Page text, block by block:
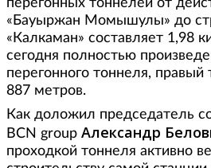
перегонных тоннелей от
«Бауыржан Момышулы» до
«Калкаман» составляет 1,98
сегодня полностью
перегонного тоннеля, правый
887 метров.
Как доложил председатель
BCN group Александр
проходкой тоннеля активно